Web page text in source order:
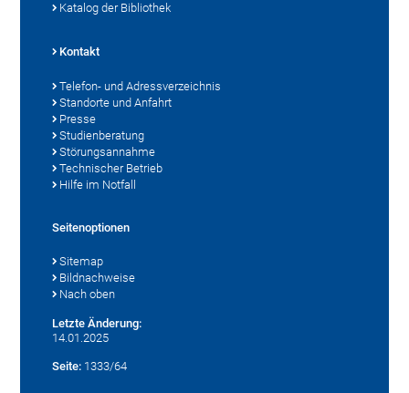
Katalog der Bibliothek
Kontakt
Telefon- und Adressverzeichnis
Standorte und Anfahrt
Presse
Studienberatung
Störungsannahme
Technischer Betrieb
Hilfe im Notfall
Seitenoptionen
Sitemap
Bildnachweise
Nach oben
Letzte Änderung:
14.01.2025
Seite: 1333/64